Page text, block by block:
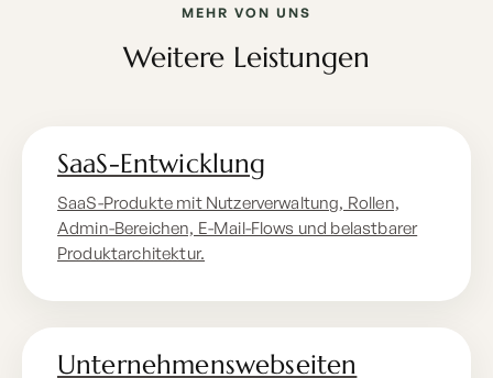
MEHR VON UNS
Weitere Leistungen
SaaS-Entwicklung
SaaS-Produkte mit Nutzerverwaltung, Rollen,
Admin-Bereichen, E-Mail-Flows und belastbarer
Produktarchitektur.
Unternehmenswebseiten